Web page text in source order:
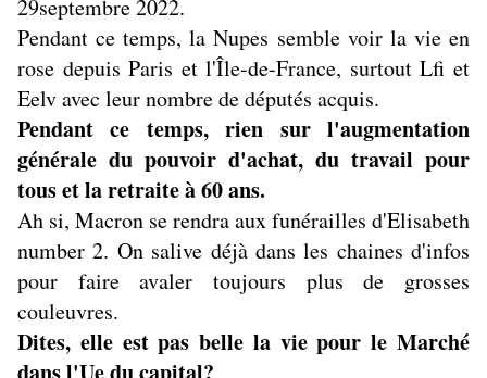
29septembre 2022.
Pendant ce temps, la Nupes semble voir la vie en
rose depuis Paris et l'Île-de-France, surtout Lfi et
Eelv avec leur nombre de députés acquis.
Pendant ce temps, rien sur l'augmentation
générale du pouvoir d'achat, du travail pour
tous et la retraite à 60 ans.
Ah si, Macron se rendra aux funérailles d'Elisabeth
number 2. On salive déjà dans les chaines d'infos
pour faire avaler toujours plus de grosses
couleuvres.
Dites, elle est pas belle la vie pour le Marché